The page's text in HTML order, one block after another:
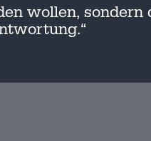
wollen,